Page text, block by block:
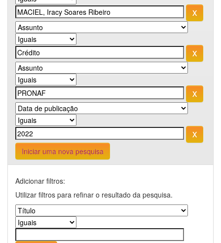
Iniciar uma nova pesquisa
Adicionar filtros:
Utilizar filtros para refinar o resultado da pesquisa.